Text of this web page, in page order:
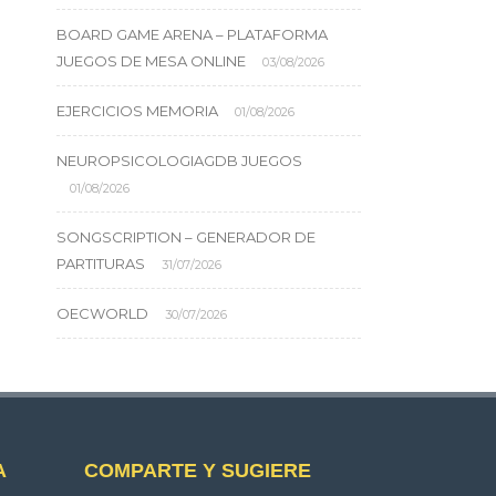
BOARD GAME ARENA – PLATAFORMA
JUEGOS DE MESA ONLINE
03/08/2026
EJERCICIOS MEMORIA 01/08/2026
NEUROPSICOLOGIAGDB JUEGOS
01/08/2026
SONGSCRIPTION – GENERADOR DE
PARTITURAS
31/07/2026
OECWORLD 30/07/2026
COMPARTE Y SUGIERE